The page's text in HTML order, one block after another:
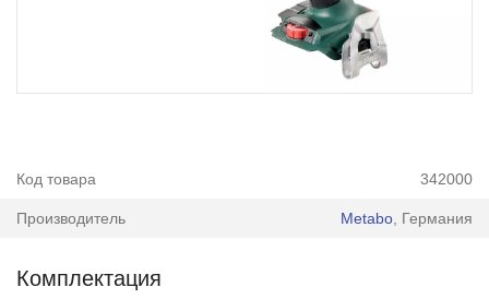
Код товара 342000
Производитель Metabo , Германия
Комплектация